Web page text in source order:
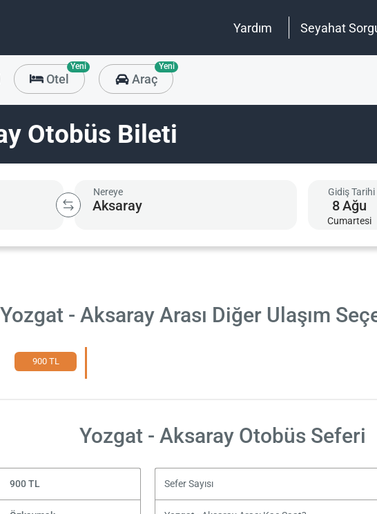
Yardım Seyahat
Otel
Yeni
Araç
Yeni
Otobüs Bileti
Nereye Gidiş Tarihi
8Ağu
Cumartesi
Yozgat - Aksaray Arası Diğer Ulaşım
900 TL
Yozgat - Aksaray Otobüs Seferi
900 TL Sefer Sayısı